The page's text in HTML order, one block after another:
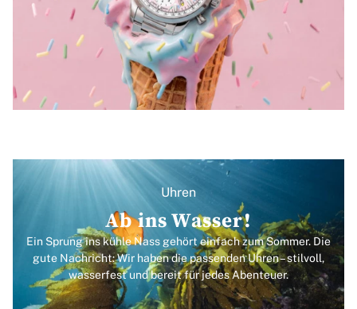
Uhren
Ab ins Wasser!
Ein Sprung ins kühle Nass gehört einfach zum Sommer. Die
gute Nachricht: Wir haben die passenden Uhren – stilvoll,
wasserfest und bereit für jedes Abenteuer.